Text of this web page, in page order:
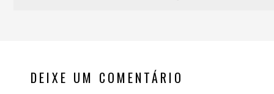
DEIXE UM COMENTÁRIO